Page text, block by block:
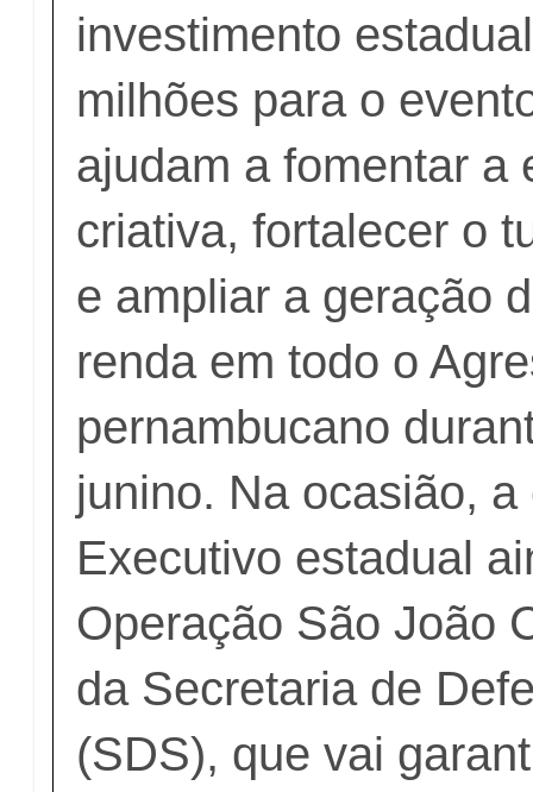
investimento
milhões para o
ajudam a fomentar a
criativa, fortalecer o
e ampliar a geração
renda em todo o
pernambucano
junino. Na ocasião, a
Executivo estadual
Operação São João
da Secretaria de
(SDS), que vai